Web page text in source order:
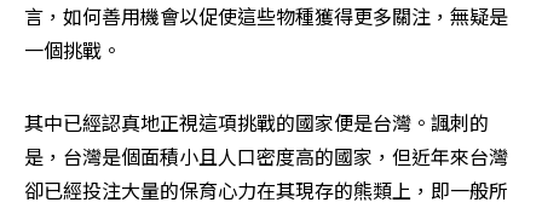
言，如何善用機會以促使這些物種獲得更多關注，無疑是
一個挑戰。
其中已經認真地正視這項挑戰的國家便是台灣。諷刺的
是，台灣是個面積小且人口密度高的國家，但近年來台灣
卻已經投注大量的保育心力在其現存的熊類上，即一般所